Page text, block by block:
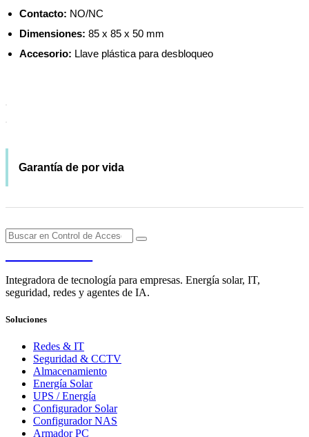
Contacto: NO/NC
Dimensiones: 85 x 85 x 50 mm
Accesorio: Llave plástica para desbloqueo
Garantía de por vida
Integradora de tecnología para empresas. Energía solar, IT,
seguridad, redes y agentes de IA.
Soluciones
Redes & IT
Seguridad & CCTV
Almacenamiento
Energía Solar
UPS / Energía
Configurador Solar
Configurador NAS
Armador PC